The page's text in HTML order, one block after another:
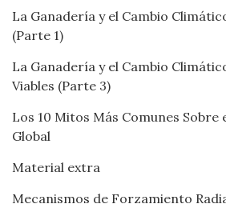
La Ganadería y el Cambio
(Parte 1)
La Ganadería y el Cambio
Viables (Parte 3)
Los 10 Mitos Más Comunes Sobre
Global
Material extra
Mecanismos de Forzamiento